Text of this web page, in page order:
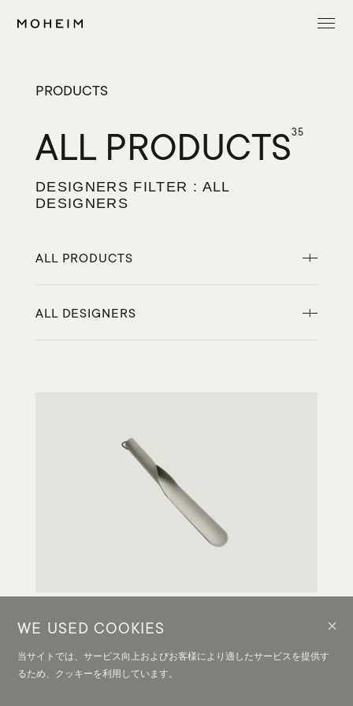
WE USED COOKIES
当サイトでは、サービス向上およびお客様により適したサービスを提供す
るため、クッキーを利用しています。
PRODUCTS
ALL PRODUCTS35
DESIGNERS FILTER : ALL
DESIGNERS
ALL PRODUCTS
ALL DESIGNERS
INTERIOR / ACCESSORIES
SHOEHORN short